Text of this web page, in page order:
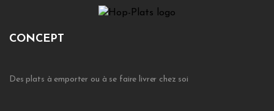
CONCEPT
Des plats à emporter ou à se faire livrer chez soi